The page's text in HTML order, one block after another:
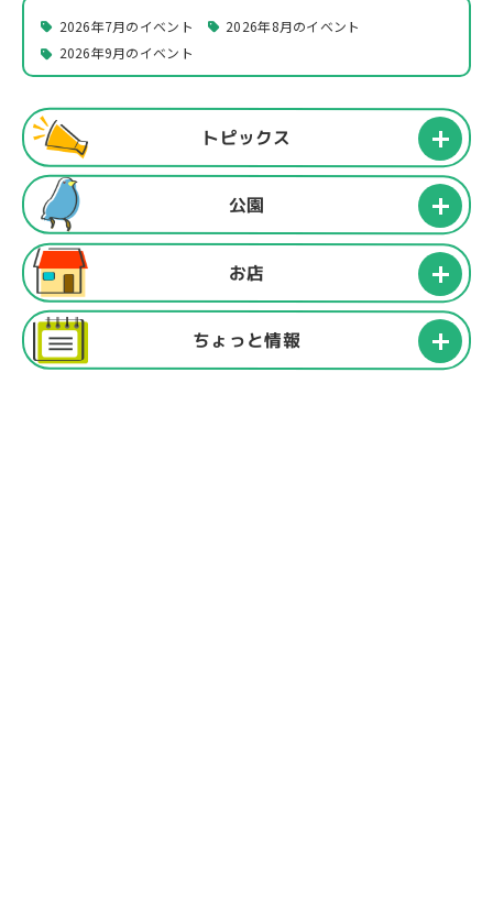
2026年7月のイベント
2026年8月のイベント
2026年9月のイベント
トピックス
公園
お店
ちょっと情報